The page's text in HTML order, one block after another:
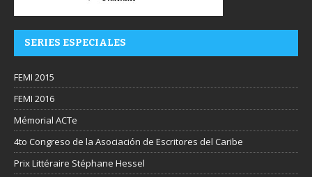
SERIES ESPECIALES
FEMI 2015
FEMI 2016
Mémorial ACTe
4to Congreso de la Asociación de Escritores del Caribe
Prix Littéraire Stéphane Hessel